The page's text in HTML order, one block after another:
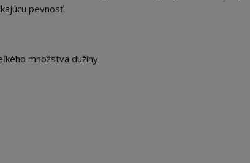
pevnosť.
množstva dužiny